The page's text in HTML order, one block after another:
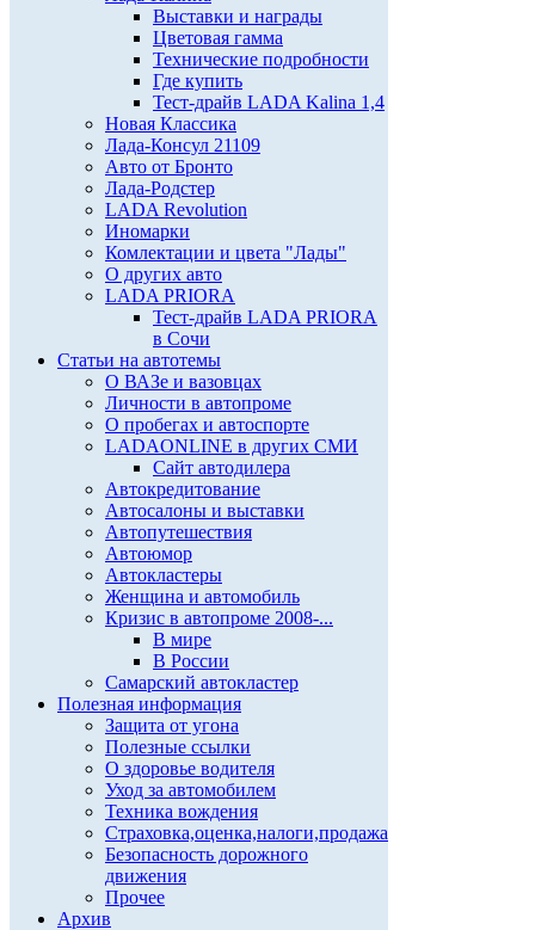
Выставки и награды
Цветовая гамма
Технические подробности
Где купить
Тест-драйв LADA Kalina 1,4
Новая Классика
Лада-Консул 21109
Авто от Бронто
Лада-Родстер
LADA Revolution
Иномарки
Комлектации и цвета "Лады"
О других авто
LADA PRIORA
Тест-драйв LADA PRIORA
в Сочи
Статьи на автотемы
О ВАЗе и вазовцах
Личности в автопроме
О пробегах и автоспорте
LADAONLINE в других СМИ
Сайт автодилера
Автокредитование
Автосалоны и выставки
Автопутешествия
Автоюмор
Автокластеры
Женщина и автомобиль
Кризис в автопроме 2008-...
В мире
В России
Самарский автокластер
Полезная информация
Защита от угона
Полезные ссылки
О здоровье водителя
Уход за автомобилем
Техника вождения
Страховка,оценка,налоги,продажа
Безопасность дорожного
движения
Прочее
Архив